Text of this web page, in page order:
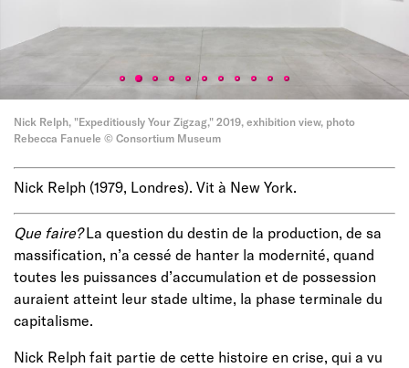
Nick Relph, "Expeditiously Your Zigzag," 2019, exhibition view, photo
Rebecca Fanuele © Consortium Museum
Nick Relph (1979, Londres). Vit à New York.
Que faire?La question du destin de la production, de sa
massification, n’a cessé de hanter la modernité, quand
toutes les puissances d’accumulation et de possession
auraient atteint leur stade ultime, la phase terminale du
capitalisme.
Nick Relph fait partie de cette histoire en crise, qui a vu